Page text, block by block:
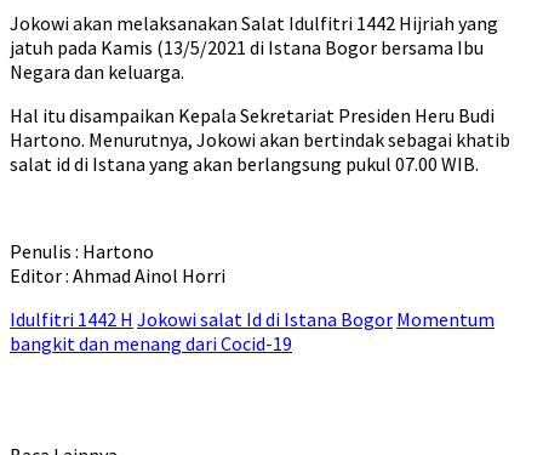
Jokowi akan melaksanakan Salat Idulfitri 1442 Hijriah yang
jatuh pada Kamis (13/5/2021 di Istana Bogor bersama Ibu
Negara dan keluarga.
Hal itu disampaikan Kepala Sekretariat Presiden Heru Budi
Hartono. Menurutnya, Jokowi akan bertindak sebagai khatib
salat id di Istana yang akan berlangsung pukul 07.00 WIB.
Penulis : Hartono
Editor : Ahmad Ainol Horri
Idulfitri 1442 H Jokowi salat Id di Istana Bogor Momentum
bangkit dan menang dari Cocid-19